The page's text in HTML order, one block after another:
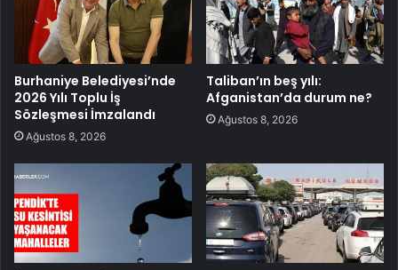
Burhaniye Belediyesi’nde
2026 Yılı Toplu İş
Sözleşmesi İmzalandı
Ağustos 8, 2026
Taliban’ın beş yılı:
Afganistan’da durum ne?
Ağustos 8, 2026